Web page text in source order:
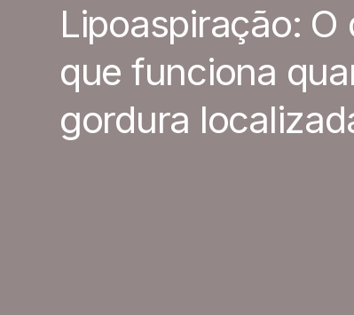
Lipoaspiração:
que funciona
gordura